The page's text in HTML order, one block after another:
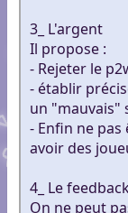
3_ L'argent
Il propose :
- Rejeter le
- établir
un "mauvais"
- Enfin ne
avoir des
4_ Le
On ne peut